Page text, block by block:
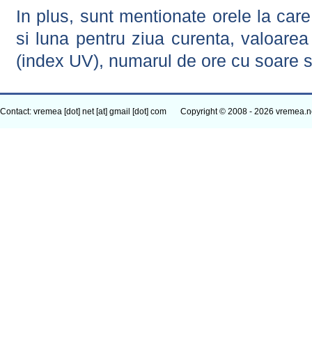
In plus, sunt mentionate orele la
si luna pentru ziua curenta,
(index UV), numarul de ore cu soare
Contact: vremea [dot] net [at] gmail [dot] com Copyright © 2008 - 2026